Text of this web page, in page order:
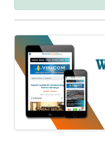
UTAMA
SERBA-
SERBI
PERISTIWA
TOKOH